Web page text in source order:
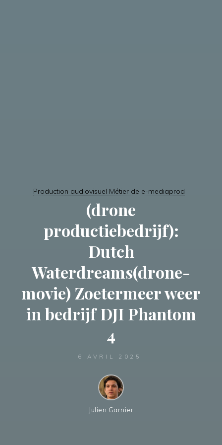
Production audiovisuel Métier de e-mediaprod
(drone
productiebedrijf):
Dutch
Waterdreams(drone-
movie) Zoetermeer weer
in bedrijf DJI Phantom
4
6 AVRIL 2025
Julien Garnier